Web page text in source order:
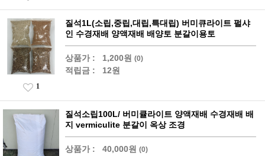
질석1L(소립,중립,대립,특대립) 버미큐라이트 펄샤
인 수경재배 양액재배 배양토 분갈이용토
상품가 : 1,200원 (0)
적립금 : 12원
1
질석소립100L/ 버미큘라이트 양액재배 수경재배 배
지 vermiculite 분갈이 옥상 조경
상품가 : 40,000원 (0)